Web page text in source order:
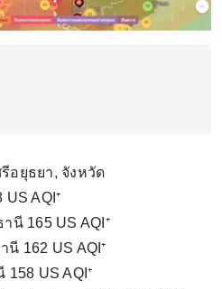
อยุธยา, จังหวัด
AQI⁺
นี 165 US AQI⁺
162 US AQI⁺
US AQI⁺